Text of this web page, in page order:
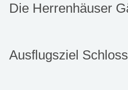
Die Herrenhäuser
Ausflugsziel